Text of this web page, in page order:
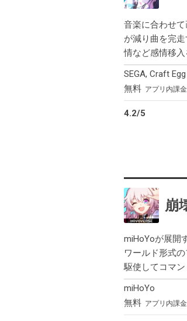
音楽に合わせ
が減り曲を完
情など感情移
SEGA, Craft Egg
無料 アプリ内課
4.2/5
崩
miHoYoが展開
ワールド形式
駆使してコマ
miHoYo
無料 アプリ内課